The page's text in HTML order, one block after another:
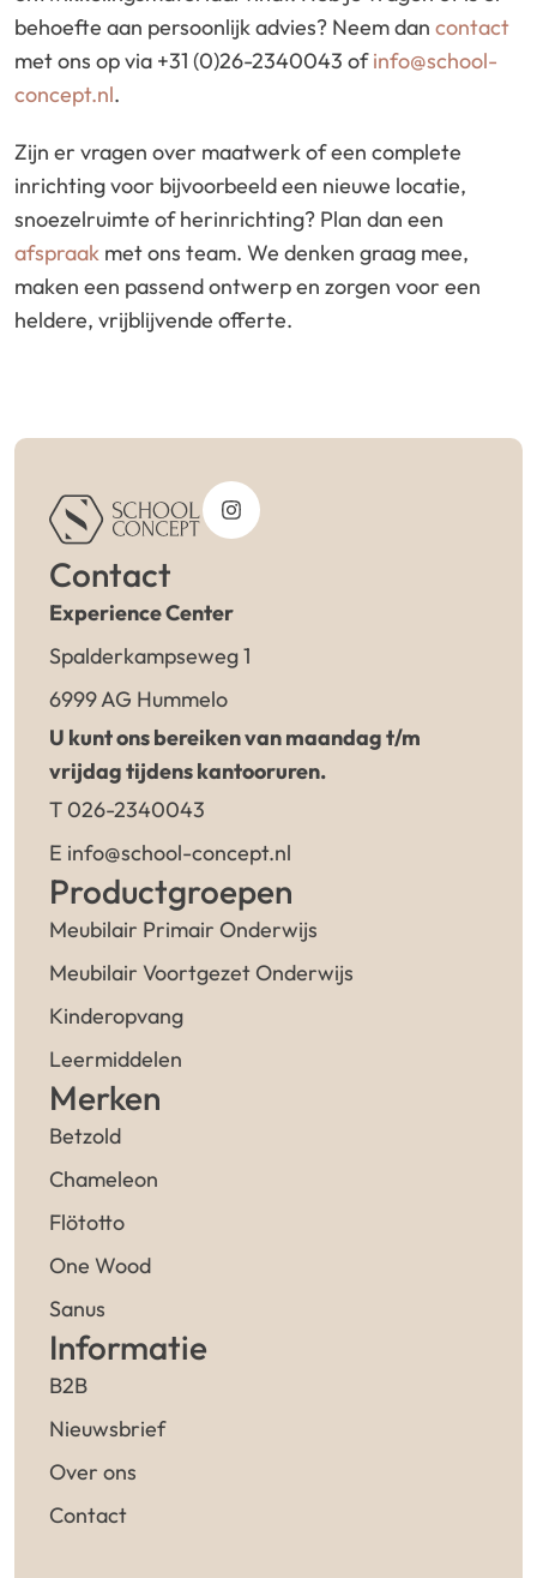
behoefte aan persoonlijk advies? Neem dan contact
met ons op via +31 (0)26-2340043 ofinfo@school-
concept.nl.
Zijn er vragen over maatwerk of een complete
inrichting voor bijvoorbeeld een nieuwe locatie,
snoezelruimte of herinrichting? Plan dan een
afspraak met ons team. We denken graag mee,
maken een passend ontwerp en zorgen voor een
heldere, vrijblijvende offerte.
Contact
Experience Center
Spalderkampseweg 1
6999 AG Hummelo
U kunt ons bereiken van maandag t/m
vrijdag tijdens kantooruren.
T 026-2340043
E info@school-concept.nl
Productgroepen
Meubilair Primair Onderwijs
Meubilair Voortgezet Onderwijs
Kinderopvang
Leermiddelen
Merken
Betzold
Chameleon
Flötotto
One Wood
Sanus
Informatie
B2B
Nieuwsbrief
Over ons
Contact